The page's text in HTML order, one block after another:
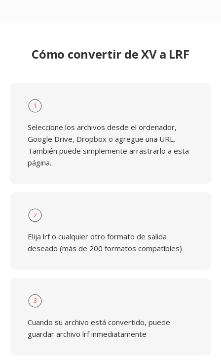
Cómo convertir de XV a LRF
1
Seleccione los archivos desde el ordenador,
Google Drive, Dropbox o agregue una URL.
También puede simplemente arrastrarlo a esta
página..
2
Elija lrf o cualquier otro formato de salida
deseado (más de 200 formatos compatibles)
3
Cuando su archivo está convertido, puede
guardar archivo lrf inmediatamente